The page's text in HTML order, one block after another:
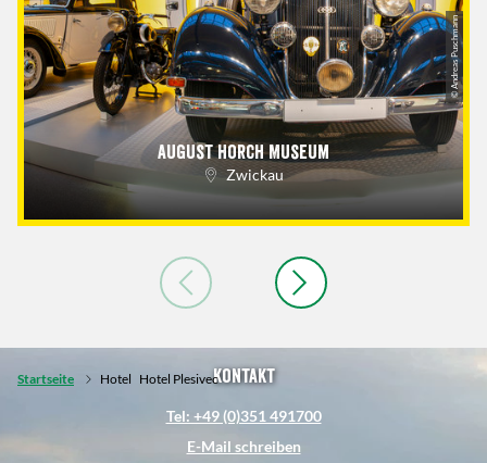
August Horch Museum
Zwickau
© Andreas Puschmann
Startseite Hotel Hotel PlesivecKontakt
Tel: +49 (0)351 491700
E-Mail schreiben